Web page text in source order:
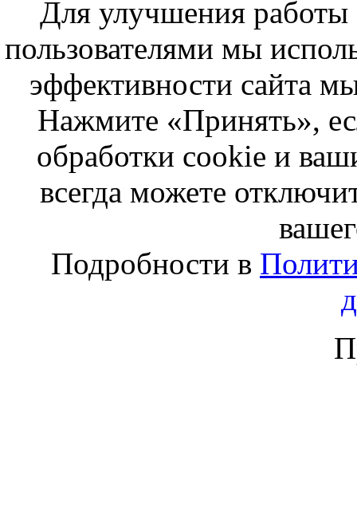
Для улучшения работы
пользователями мы
эффективности сайта
Нажмите «Принять»,
обработки cookie и
всегда можете
Подробности в